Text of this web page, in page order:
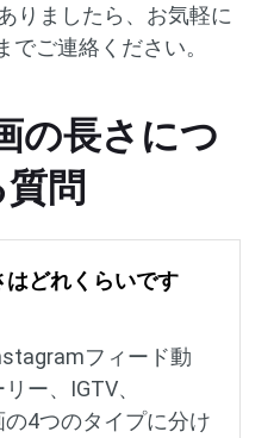
りましたら、お気軽に
でご連絡ください。
の長さにつ
問
どれくらいです
フィード動
ー、IGTV、
4つのタイプに分け